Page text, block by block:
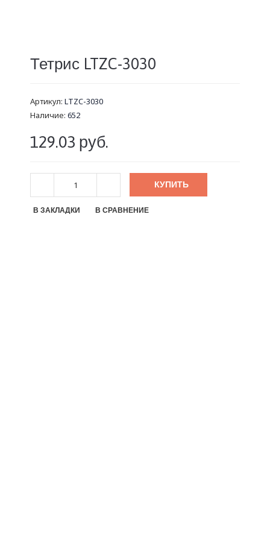
Тетрис LTZC-3030
Артикул: LTZC-3030
Наличие: 652
129.03 руб.
КУПИТЬ
В ЗАКЛАДКИ В СРАВНЕНИЕ